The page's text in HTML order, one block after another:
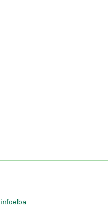
infoelba